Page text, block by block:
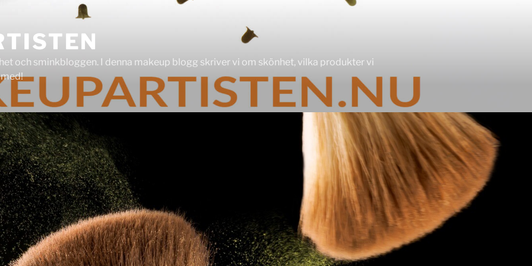
och sminkbloggen. I denna makeup blogg skriver vi om skönhet, vilka produkter vi